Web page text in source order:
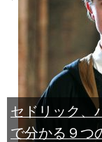
セドリック、
で分かる９つ